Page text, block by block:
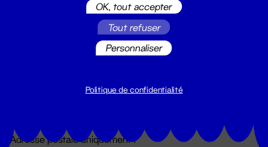
Du lundi au vendredi 14h → 18h
Adresse postale uniquement :
OK, tout accepter
Tout refuser
Personnaliser
Politique de confidentialité